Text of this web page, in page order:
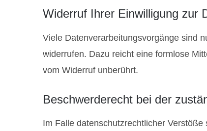
Widerruf Ihrer Einwilligung zur
Viele Datenverarbeitungsvorgänge sind
widerrufen. Dazu reicht eine formlose
vom Widerruf unberührt.
Beschwerderecht bei der
Im Falle datenschutzrechtlicher